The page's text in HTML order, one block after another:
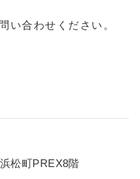
い合わせください。
松町PREX8階